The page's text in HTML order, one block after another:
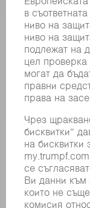
СОФТУЕР
УСЛУГИ
ПРИЛОЖЕНИЯ
ОТРАСЛИ
КОМПАНИЯТА
КАРИЕРИ
СВОБОДНИ
ПРОФИЛ НА
УПРАВИТЕЛЕН
ГОДИШЕН
БИЗНЕС
СЪОТВЕТСТВИЕ
СИСТЕМА ЗА
SECURITY
СПИСАНИЯ
УСТОЙЧИВОСТ